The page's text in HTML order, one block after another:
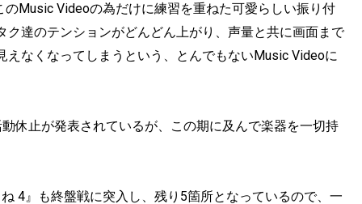
Music Videoの為だけに練習を重ねた可愛らしい振り付
達のテンションがどんどん上がり、声量と共に画面まで
なくなってしまうという、とんでもないMusic Videoに
休止が発表されているが、この期に及んで楽器を一切持
4』も終盤戦に突入し、残り5箇所となっているので、一